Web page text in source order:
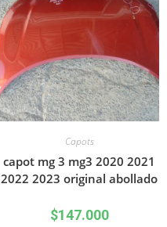
Capots
capot mg 3 mg3 2020 2021
2022 2023 original abollado
$147.000